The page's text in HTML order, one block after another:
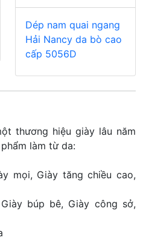
Dép nam quai ngang
Hải Nancy da bò cao
cấp 5056D
thương hiệu giày lâu năm
làm từ da:
mọi, Giày tăng chiều cao,
búp bê, Giày công sở,